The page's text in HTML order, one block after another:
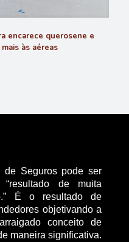
encarece querosene e
às aéreas
de Seguros pode ser
de muita
É o resultado de
objetivando a
conceito de
maneira significativa.